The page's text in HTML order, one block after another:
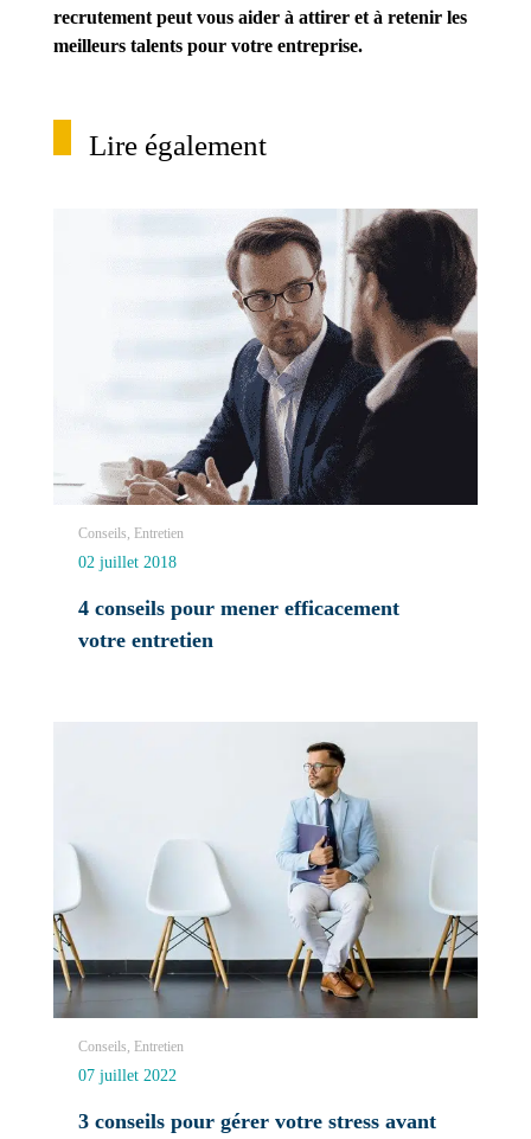
recrutement peut vous aider à attirer et à retenir les
meilleurs talents pour votre entreprise.
Lire également
Conseils, Entretien
02 juillet 2018
4 conseils pour mener efficacement
votre entretien
Conseils, Entretien
07 juillet 2022
3 conseils pour gérer votre stress avant